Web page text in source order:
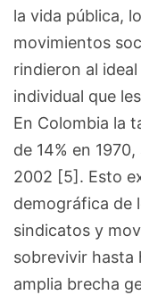
la vida pública,
movimientos
rindieron al
individual que
En Colombia la
de 14% en
2002 [5]. Esto
demográfica de
sindicatos y
sobrevivir hasta
amplia brecha